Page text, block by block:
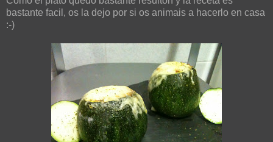
bastante facil, os la dejo por si os animais a hacerlo en casa
:-)